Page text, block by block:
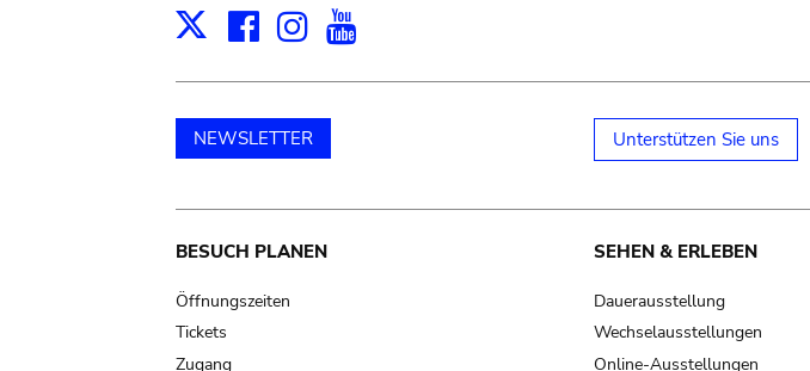
X Facebook
Instagram
NEWSLETTER Unterstützen Sie uns
Main
navigation
BESUCH PLANEN
Öffnungszeiten
Tickets
Zugang
SEHEN & ERLEBEN
Dauerausstellung
Wechselausstellungen
Online-Ausstellungen